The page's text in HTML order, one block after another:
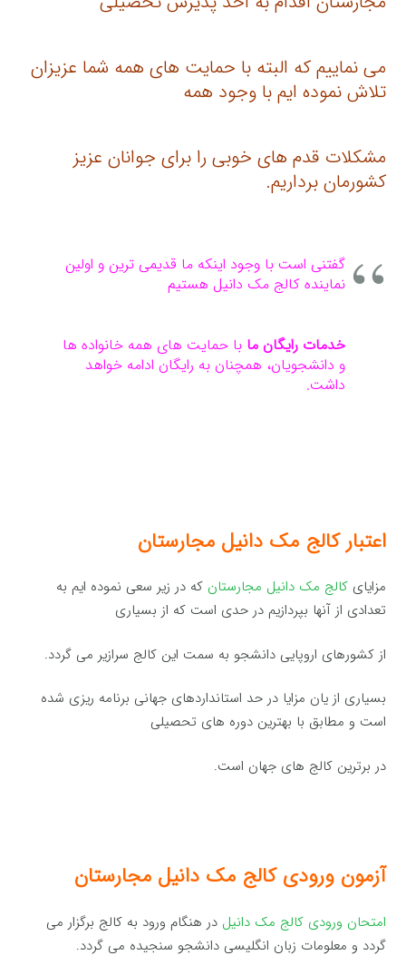
می نماییم که البته با حمایت های همه شما عزیزان
تلاش نموده ایم با وجود همه
مشکلات قدم های خوبی را برای جوانان عزیز
کشورمان برداریم.
گفتنی است با وجود اینکه ما قدیمی ترین و اولین
نماینده کالج مک دانیل هستیم
خدمات رایگان ما با حمایت های همه خانواده ها
و دانشجویان، همچنان به رایگان ادامه خواهد
داشت.
اعتبار کالج مک دانیل مجارستان
مزایایکالج مک دانیل مجارستان که در زیر سعی نموده ایم به
تعدادی از آنها بپردازیم در حدی است که از بسیاری
از کشورهای اروپایی دانشجو به سمت این کالج سرازیر می گردد.
بسیاری از یان مزایا در حد استانداردهای جهانی برنامه ریزی شده
است و مطابق با بهترین دوره های تحصیلی
در برترین کالج های جهان است.
آزمون ورودی کالج مک دانیل مجارستان
امتحان ورودی کالج مک دانیل در هنگام ورود به کالج برگزار می
گردد و معلومات زبان انگلیسی دانشجو سنجیده می گردد.